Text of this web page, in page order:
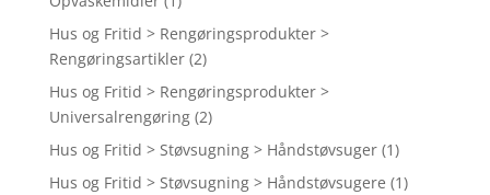
Hus og Fritid > Rengøringsprodukter >
Rengøringsartikler (2)
Hus og Fritid > Rengøringsprodukter >
Universalrengøring (2)
Hus og Fritid > Støvsugning > Håndstøvsuger (1)
Hus og Fritid > Støvsugning > Håndstøvsugere (1)